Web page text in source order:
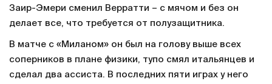
Заир-Эмери сменил Верратти – с мячом и без он
делает все, что требуется от полузащитника.
В матче с «Миланом» он был на голову выше всех
соперников в плане физики, тупо смял итальянцев и
сделал два ассиста. В последних пяти играх у него